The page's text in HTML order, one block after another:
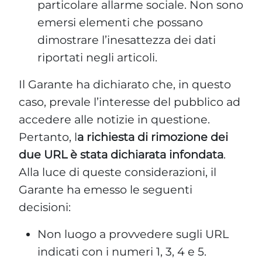
particolare allarme sociale. Non sono
emersi elementi che possano
dimostrare l’inesattezza dei dati
riportati negli articoli.
Il Garante ha dichiarato che, in questo
caso, prevale l’interesse del pubblico ad
accedere alle notizie in questione.
Pertanto, la richiesta di rimozione dei
due URL è stata dichiarata infondata.
Alla luce di queste considerazioni, il
Garante ha emesso le seguenti
decisioni:
Non luogo a provvedere sugli URL
indicati con i numeri 1, 3, 4 e 5.